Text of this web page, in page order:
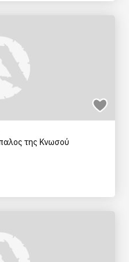
της Κνωσού